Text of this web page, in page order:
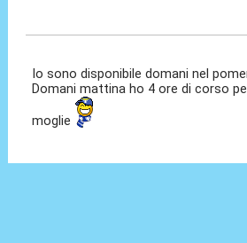
Io sono disponibile domani nel
Domani mattina ho 4 ore di corso
moglie